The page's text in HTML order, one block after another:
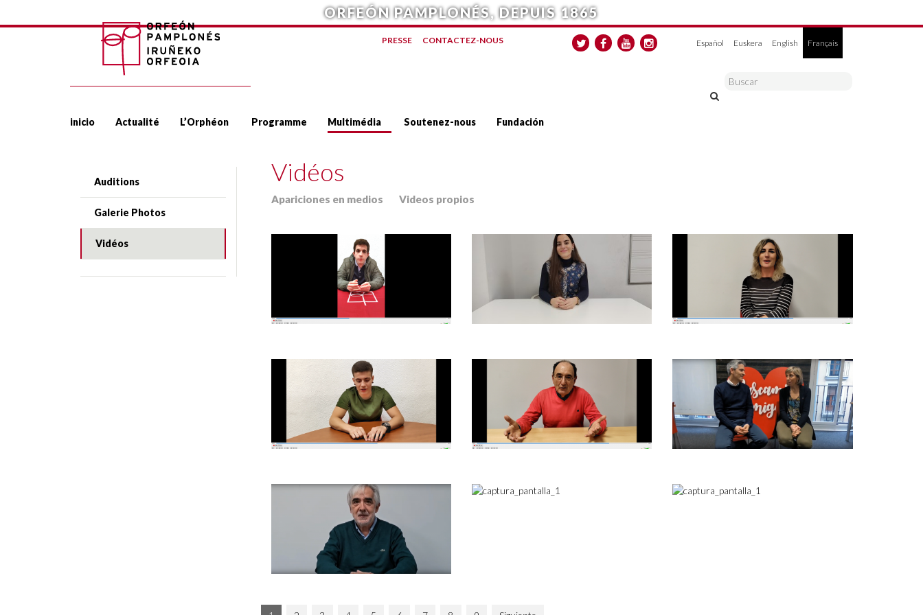
ORFEÓN PAMPLONÉS, DEPUIS 1865
Español Euskera English Français
PRESSE CONTACTEZ-NOUS
inicio Actualité L’Orphéon Programme Multimédia Soutenez-nous Fundación
Vidéos
Apariciones en medios Videos propios
Auditions
Galerie Photos
Vidéos